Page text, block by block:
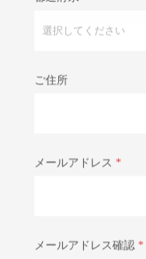
ご住所
メールアドレス *
メールアドレス確認 *